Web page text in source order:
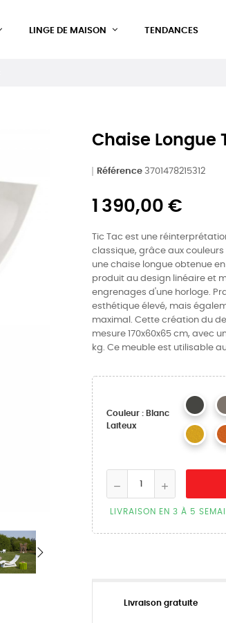
LINGE DE MAISON TENDANCES
Chaise Longue
Référence 3701478215312
1 390,00 €
Tic Tac est une
classique, grâce aux
une chaise longue obtenue
produit au design linéaire et
engrenages d'une horloge.
esthétique élevé, mais
maximal. Cette création du
mesure 170x60x65 cm, avec
kg. Ce meuble est utilisable
Couleur : Blanc
Laiteux
LIVRAISON EN 3 À 5
Livraison gratuite